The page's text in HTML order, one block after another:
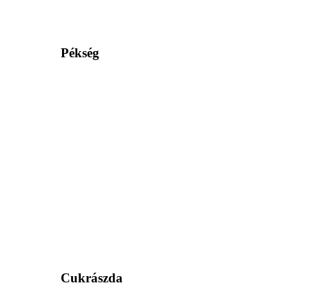
Pékség
Cukrászda